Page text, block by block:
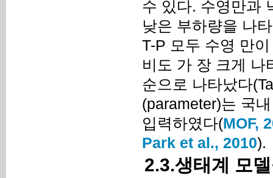
수 있다. 수영만과
낮은 부하량을 나
T-P 모두 수영 만
비도 가 장 크게 나
순으로 나타났다
(parameter)는 국
입력하였다(MOF,
Park et al., 2010).
2.3.생태계 모